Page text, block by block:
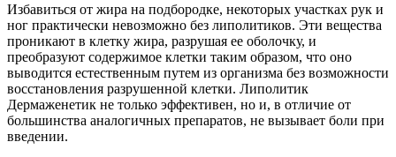
Избавиться от жира на подбородке, некоторых участках рук и
ног практически невозможно без липолитиков. Эти вещества
проникают в клетку жира, разрушая ее оболочку, и
преобразуют содержимое клетки таким образом, что оно
выводится естественным путем из организма без возможности
восстановления разрушенной клетки. Липолитик
Дермаженетик не только эффективен, но и, в отличие от
большинства аналогичных препаратов, не вызывает боли при
введении.